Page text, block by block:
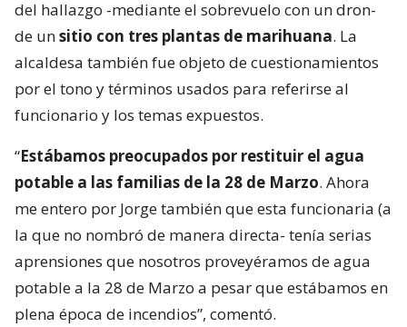
del hallazgo -mediante el sobrevuelo con un dron-
de unsitio con tres plantas de marihuana. La
alcaldesa también fue objeto de cuestionamientos
por el tono y términos usados para referirse al
funcionario y los temas expuestos.
“Estábamos preocupados por restituir el agua
potable a las familias de la 28 de Marzo. Ahora
me entero por Jorge también que esta funcionaria (a
la que no nombró de manera directa- tenía serias
aprensiones que nosotros proveyéramos de agua
potable a la 28 de Marzo a pesar que estábamos en
plena época de incendios”, comentó.